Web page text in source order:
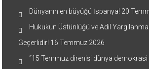
Dünyanın en büyüğü İspanya! 20
Hukukun Üstünlüğü ve Adil
Geçerlidir! 16 Temmuz 2026
“15 Temmuz direnişi dünya demokrasi